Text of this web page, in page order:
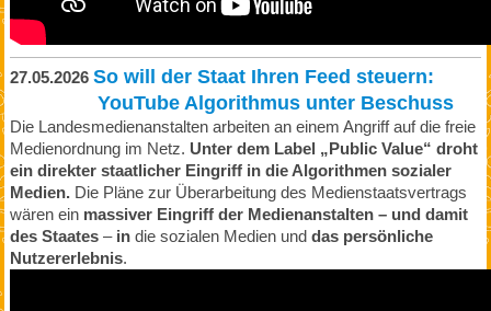
27.05.2026 So will der Staat Ihren Feed steuern:
YouTube Algorithmus unter Beschuss
Die Landesmedienanstalten arbeiten an einem Angriff auf die freie
Medienordnung im Netz. Unter dem Label „Public Value“ droht
ein direkter staatlicher Eingriff in die Algorithmen sozialer
Medien.Die Pläne zur Überarbeitung des Medienstaatsvertrags
wären ein massiver Eingriff der Medienanstalten – und damit
des Staates– indie sozialen Medien und das persönliche
Nutzererlebnis.